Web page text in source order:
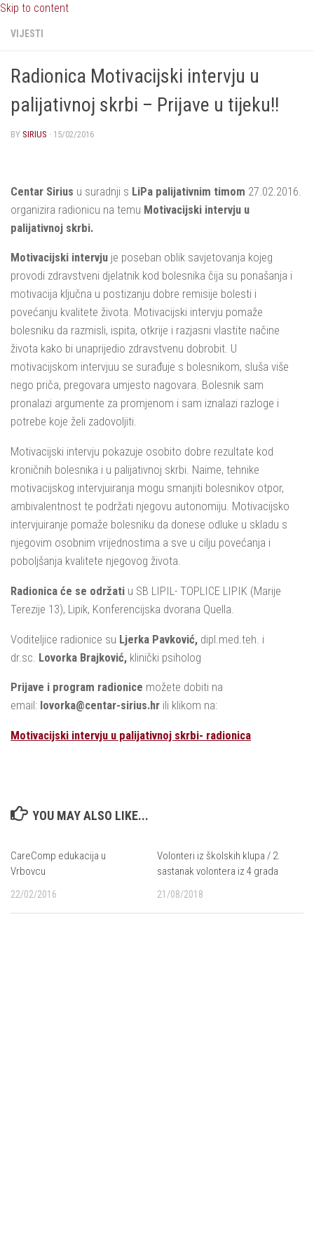
Skip to content
VIJESTI
Radionica Motivacijski intervju u
palijativnoj skrbi – Prijave u tijeku!!
BY SIRIUS · 15/02/2016
Centar Sirius u suradnji s LiPa palijativnim timom 27.02.2016.
organizira radionicu na temu Motivacijski intervju u
palijativnoj skrbi.
Motivacijski intervju je poseban oblik savjetovanja kojeg
provodi zdravstveni djelatnik kod bolesnika čija su ponašanja i
motivacija ključna u postizanju dobre remisije bolesti i
povećanju kvalitete života. Motivacijski intervju pomaže
bolesniku da razmisli, ispita, otkrije i razjasni vlastite načine
života kako bi unaprijedio zdravstvenu dobrobit. U
motivacijskom intervjuu se surađuje s bolesnikom, sluša više
nego priča, pregovara umjesto nagovara. Bolesnik sam
pronalazi argumente za promjenom i sam iznalazi razloge i
potrebe koje želi zadovoljiti.
Motivacijski intervju pokazuje osobito dobre rezultate kod
kroničnih bolesnika i u palijativnoj skrbi. Naime, tehnike
motivacijskog intervjuiranja mogu smanjiti bolesnikov otpor,
ambivalentnost te podržati njegovu autonomiju. Motivacijsko
intervjuiranje pomaže bolesniku da donese odluke u skladu s
njegovim osobnim vrijednostima a sve u cilju povećanja i
poboljšanja kvalitete njegovog života.
Radionica će se održati u SB LIPIL- TOPLICE LIPIK (Marije
Terezije 13), Lipik, Konferencijska dvorana Quella.
Voditeljice radionice su Ljerka Pavković, dipl.med.teh. i
dr.sc. Lovorka Brajković, klinički psiholog
Prijave i program radionice možete dobiti na
email: lovorka@centar-sirius.hr ili klikom na:
Motivacijski intervju u palijativnoj skrbi- radionica
YOU MAY ALSO LIKE...
CareComp edukacija u
Vrbovcu
22/02/2016
Volonteri iz školskih klupa / 2.
sastanak volontera iz 4 grada
21/08/2018